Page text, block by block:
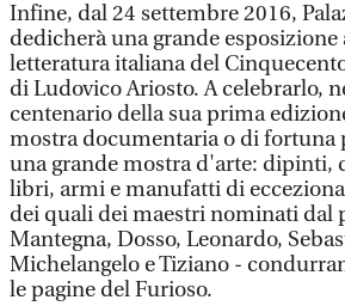
Infine, dal 24 settembre 2016,
dedicherà una grande
letteratura italiana del
di Ludovico Ariosto. A celebrarlo,
centenario della sua prima
mostra documentaria o di fortuna
una grande mostra d'arte: dipinti,
libri, armi e manufatti di
dei quali dei maestri nominati dal
Mantegna, Dosso, Leonardo,
Michelangelo e Tiziano -
le pagine del Furioso.